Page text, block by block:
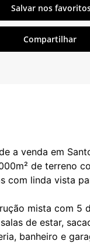
Salvar nos
Compartilhar
a venda em
de terreno
com linda vista
mista com 5
de estar,
banheiro e